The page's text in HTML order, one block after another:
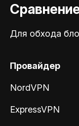
Для обхода
Провайдер
NordVPN
ExpressVPN